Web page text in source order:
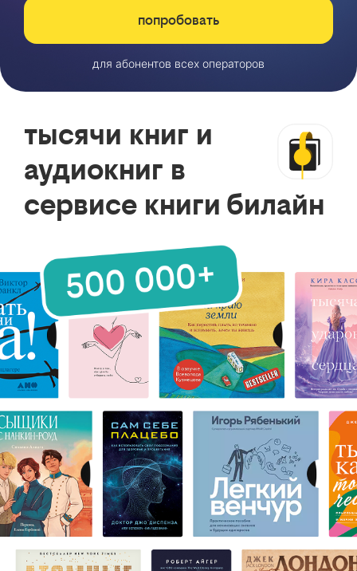
попробовать
для абонентов всех операторов
тысячи книг и
аудиокниг в
сервисе книги билайн